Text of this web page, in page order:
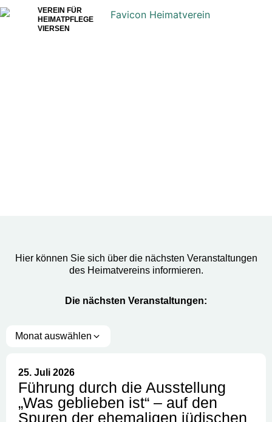
VEREIN FÜR
HEIMATPFLEGE
VIERSEN
Hier können Sie sich über die nächsten Veranstaltungen
des Heimatvereins informieren.
Die nächsten Veranstaltungen:
Monat auswählen
25. Juli 2026
Führung durch die Ausstellung
„Was geblieben ist“ – auf den
Spuren der ehemaligen jüdischen